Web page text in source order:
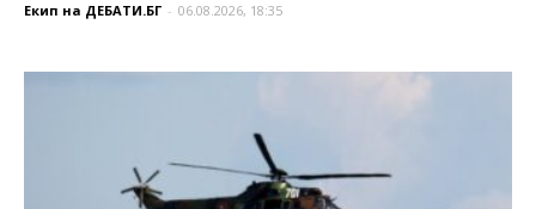
Екип на ДЕБАТИ.БГ - 06.08.2026, 18:35